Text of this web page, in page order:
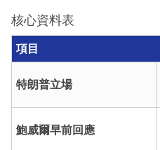
核心資料表
項目
特朗普立場
鮑威爾早前回應